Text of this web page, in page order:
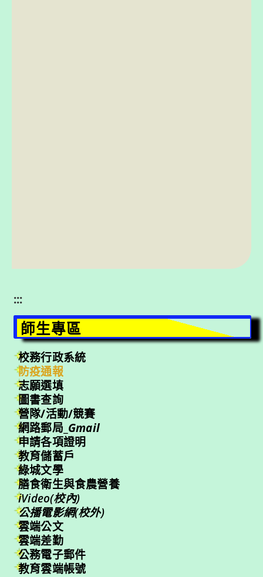
:::
師生專區
校務行政系統
防疫通報
志願選填
圖書查詢
營隊/活動/競賽
網路郵局_ Gmail
申請各項證明
教育儲蓄戶
綠城文學
膳食衛生與食農營養
iVideo(校內)
公播電影網(校外)
雲端公文
雲端差勤
公務電子郵件
教育雲端帳號